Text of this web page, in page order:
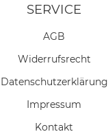
SERVICE
AGB
Widerrufs­recht
Daten­schutz­erklärung
Impressum
Kontakt